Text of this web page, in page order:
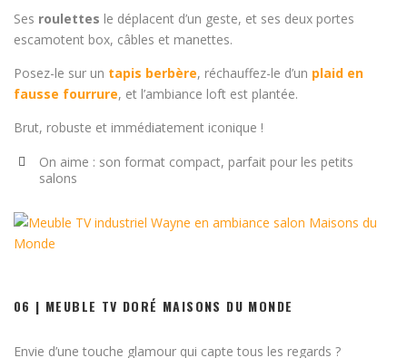
Ses roulettes le déplacent d’un geste, et ses deux portes
escamotent box, câbles et manettes.
Posez-le sur un tapis berbère, réchauffez-le d’un plaid en
fausse fourrure, et l’ambiance loft est plantée.
Brut, robuste et immédiatement iconique !
On aime : son format compact, parfait pour les petits
salons
06 | MEUBLE TV DORÉ MAISONS DU MONDE
Envie d’une touche glamour qui capte tous les regards ?